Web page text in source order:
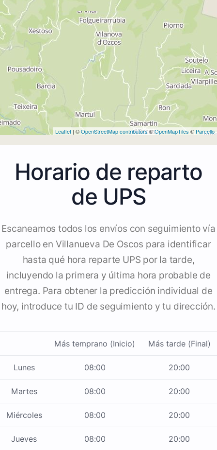
Leaflet | ©OpenStreetMap contributors©OpenMapTiles © Parcello
Horario de reparto
de UPS
Escaneamos todos los envíos con seguimiento vía
parcello en Villanueva De Oscos para identificar
hasta qué hora reparte UPS por la tarde,
incluyendo la primera y última hora probable de
entrega. Para obtener la predicción individual de
hoy, introduce tu ID de seguimiento y tu dirección.
Más temprano (Inicio) Más tarde (Final)
Lunes 08:00 20:00
Martes 08:00 20:00
Miércoles 08:00 20:00
Jueves 08:00 20:00